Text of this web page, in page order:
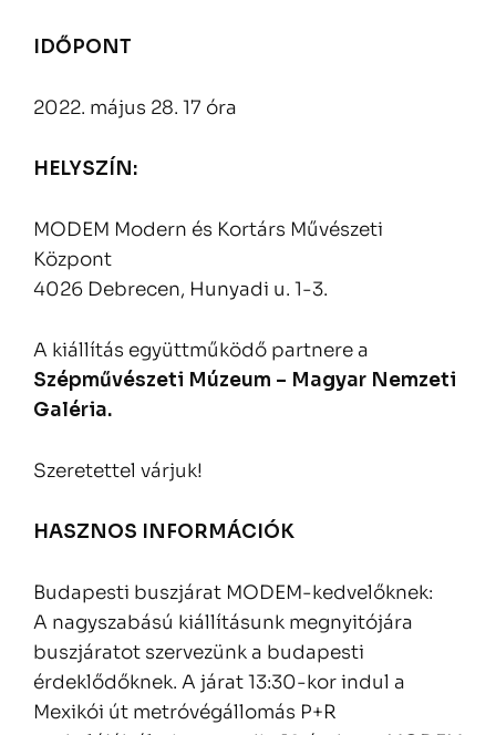
IDŐPONT
2022. május 28. 17 óra
HELYSZÍN:
MODEM Modern és Kortárs Művészeti
Központ
4026 Debrecen, Hunyadi u. 1-3.
A kiállítás együttműködő partnere a
Szépművészeti Múzeum – Magyar Nemzeti
Galéria.
Szeretettel várjuk!
HASZNOS INFORMÁCIÓK
Budapesti buszjárat MODEM-kedvelőknek:
A nagyszabású kiállításunk megnyitójára
buszjáratot szervezünk a budapesti
érdeklődőknek. A járat 13:30-kor indul a
Mexikói út metróvégállomás P+R